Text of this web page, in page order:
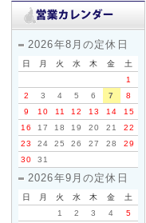
2026年8月の定休日
日 月 火 水 木 金
土
1
2
3 4 5 6 7
8
9
10 11 12 13 14
15
16
17 18 19 20 21
22
23
24 25 26 27 28
29
30
31
2026年9月の定休日
日 月 火 水 木 金
土
1
2 3 4
5